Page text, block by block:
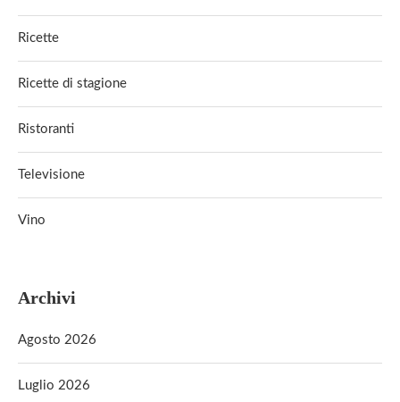
Ricette
Ricette di stagione
Ristoranti
Televisione
Vino
Archivi
Agosto 2026
Luglio 2026